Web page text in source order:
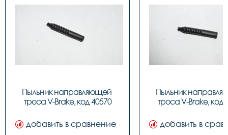
Пыльник направляющей
троса V-Brake, код 40570
добавить в сравнение
Пыльник
троса V-Brake, код
добавить в